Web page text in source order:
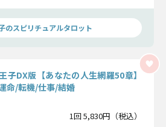
のスピリチュアルタロット
子DX版【あなたの人生網羅50章】
命/転機/仕事/結婚
1回 5,830円（税込）